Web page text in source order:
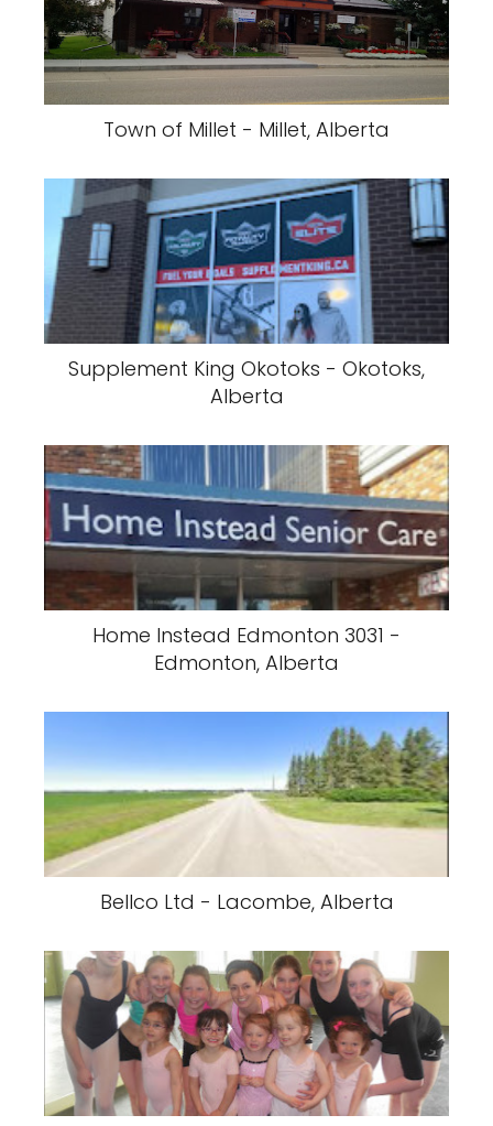
Town of Millet - Millet, Alberta
Supplement King Okotoks - Okotoks,
Alberta
Home Instead Edmonton 3031 -
Edmonton, Alberta
Bellco Ltd - Lacombe, Alberta